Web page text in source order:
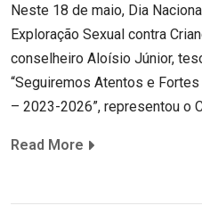
Neste 18 de maio, Dia
Exploração Sexual contra
conselheiro Aloísio Júnior,
“Seguiremos Atentos e
– 2023-2026”, representou o
Read More